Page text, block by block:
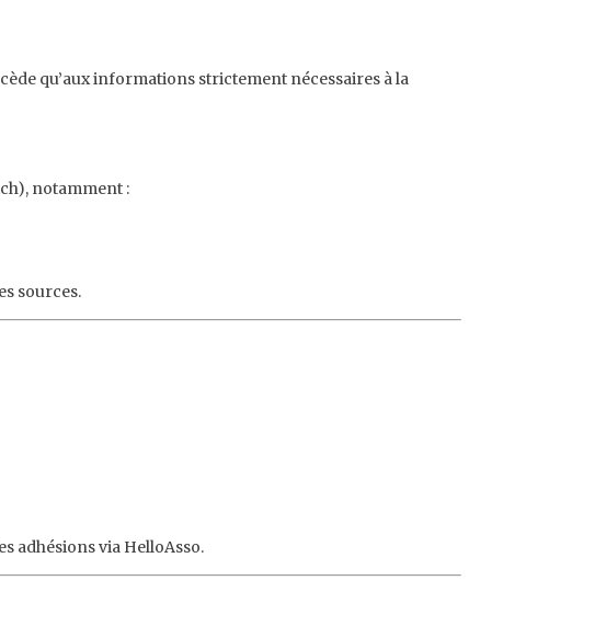
qu’aux informations strictement nécessaires à la
notamment :
sources.
adhésions via HelloAsso.